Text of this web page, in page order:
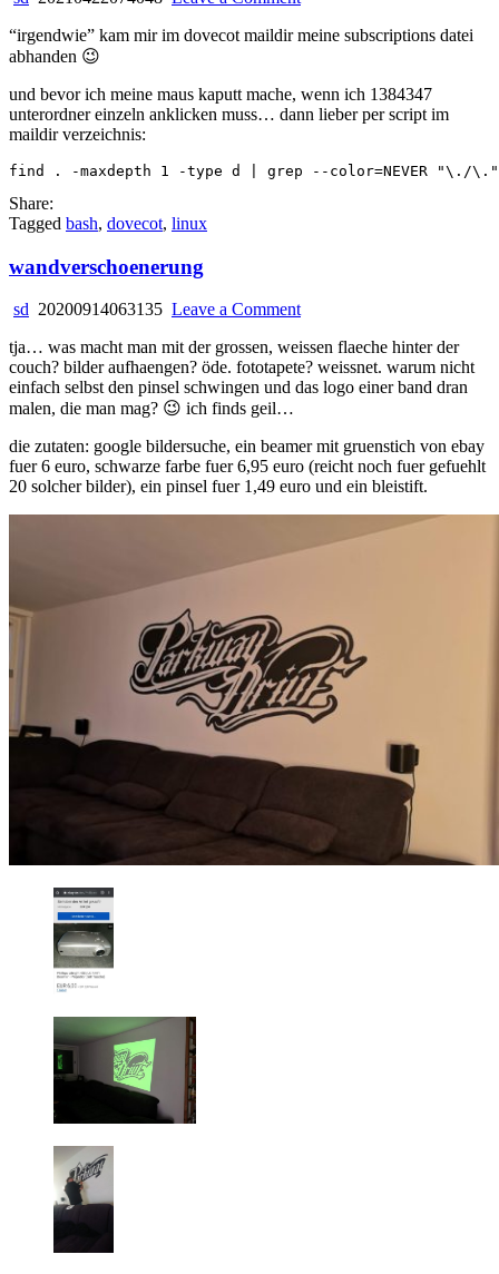
maildir
erstellen
“irgendwie” kam mir im dovecot maildir meine subscriptions datei
abhanden 😉
und bevor ich meine maus kaputt mache, wenn ich 1384347
unterordner einzeln anklicken muss… dann lieber per script im
maildir verzeichnis:
Share:
Tagged bash, dovecot, linux
wandverschoenerung
sd 20200914063135 Leave a Commenton
tja… was macht man mit der grossen, weissen flaeche hinter der
couch? bilder aufhaengen? öde. fototapete? weissnet. warum nicht
einfach selbst den pinsel schwingen und das logo einer band dran
malen, die man mag? 😉 ich finds geil…
die zutaten: google bildersuche, ein beamer mit gruenstich von ebay
fuer 6 euro, schwarze farbe fuer 6,95 euro (reicht noch fuer gefuehlt
20 solcher bilder), ein pinsel fuer 1,49 euro und ein bleistift.